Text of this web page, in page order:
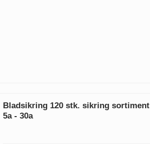
Bladsikring 120 stk. sikring sortiment
5a - 30a